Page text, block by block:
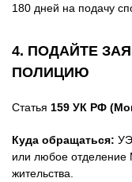
180 дней на подачу
4. ПОДАЙТЕ
ПОЛИЦИЮ
Статья 159 УК РФ
Куда обращаться:
или любое отделение
жительства.